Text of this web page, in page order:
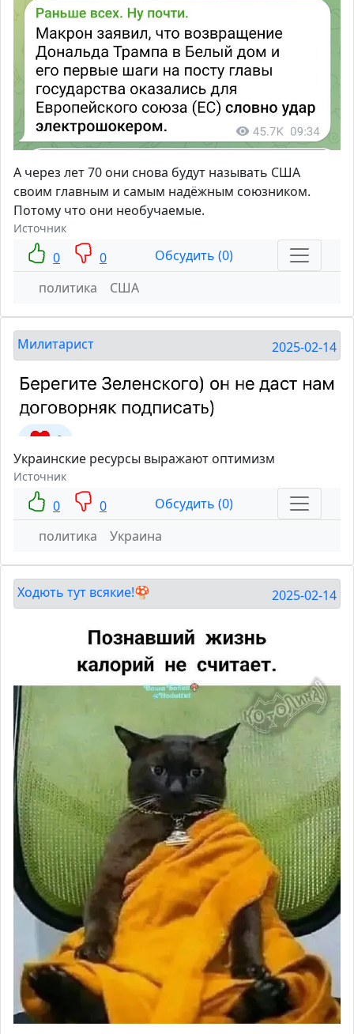
А через лет 70 они снова будут называть США
своим главным и самым надёжным союзником.
Потому что они необучаемые.
Источник
0 0
Обсудить (0)
политика
США
Милитарист 2025-02-14
Украинские ресурсы выражают оптимизм
Источник
0 0
Обсудить (0)
политика
Украина
Ходють тут всякие!🍄 2025-02-14